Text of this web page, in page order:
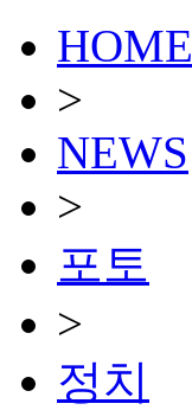
HOME
>
NEWS
>
포토
>
정치